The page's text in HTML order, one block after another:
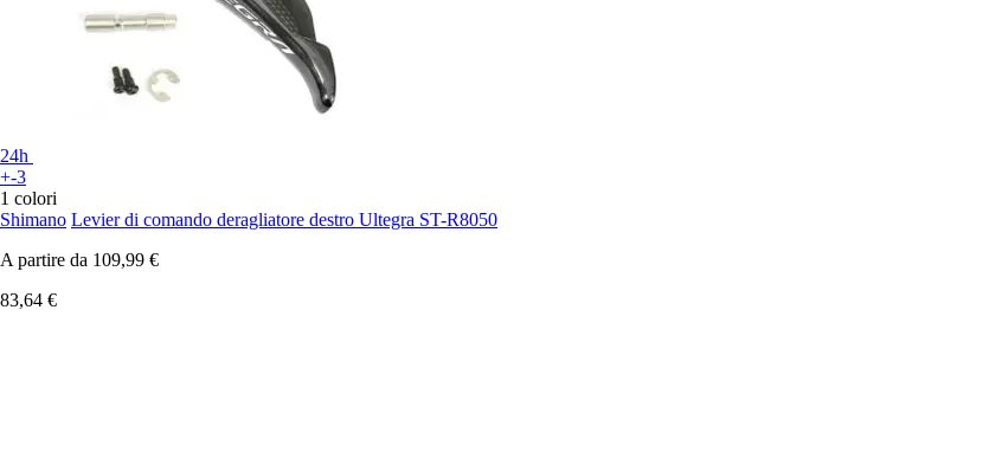
24h
+-3
1 colori
Shimano Levier di comando deragliatore destro Ultegra ST-R8050
A partire da 109,99 €
83,64 €